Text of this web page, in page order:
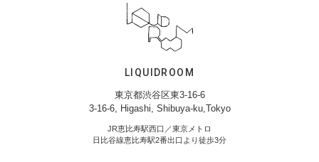
LIQUIDROOM
東京都渋谷区東3-16-6
3-16-6, Higashi, Shibuya-ku,Tokyo
JR恵比寿駅西口／東京メトロ
日比谷線恵比寿駅2番出口より徒歩3分